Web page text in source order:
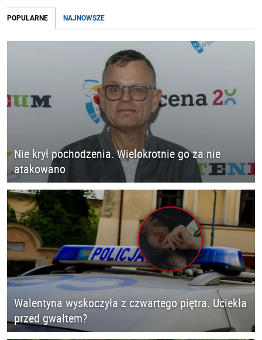
POPULARNE NAJNOWSZE
Nie krył pochodzenia. Wielokrotnie go za nie
atakowano
Walentyna wyskoczyła z czwartego piętra. Uciekła
przed gwałtem?